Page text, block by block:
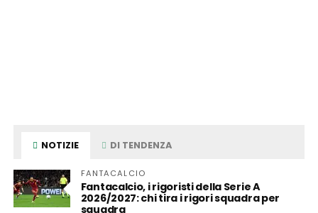
NOTIZIE DI TENDENZA
FANTACALCIO
Fantacalcio, i rigoristi della Serie A
2026/2027: chi tira i rigori squadra per
squadra